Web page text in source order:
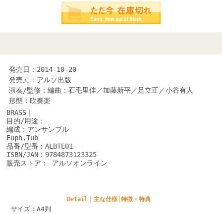
発売日：2014-10-20
発売元：アルソ出版
演奏/監修：編曲：石毛里佳／加藤新平／足立正／小谷有人
形態：吹奏楽
BRASS｜
目的/用途：
編成：アンサンブル
Euph,Tub
品番/型番：ALBTE01
ISBN/JAN：9784873123325
販売ストア： アルソオンライン
Detail｜主な仕様│特徴・特典
サイズ：A4判